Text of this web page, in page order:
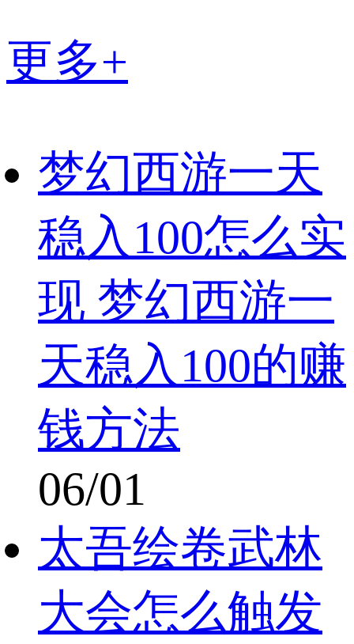
更多+
梦幻西游一天
稳入100怎么实
现 梦幻西游一
天稳入100的赚
钱方法
06/01
太吾绘卷武林
大会怎么触发